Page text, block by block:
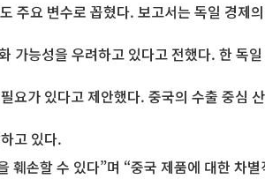
주요 변수로 꼽혔다. 보고서는 독일 경
능성을 우려하고 있다고 전했다. 한 독
가 있다고 제안했다. 중국의 수출 중심
고 있다.
손할 수 있다”며 “중국 제품에 대한 차